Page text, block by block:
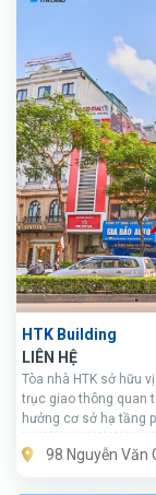
HTK Building
LIÊN HỆ
Tòa nhà HTK sở hữu
trục giao thông quan
hưởng cơ sở hạ tầng
98 Nguyễn Văn